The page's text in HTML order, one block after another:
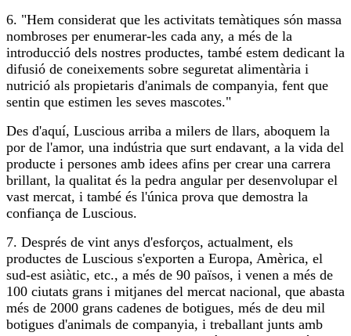
6. "Hem considerat que les activitats temàtiques són massa
nombroses per enumerar-les cada any, a més de la
introducció dels nostres productes, també estem dedicant la
difusió de coneixements sobre seguretat alimentària i
nutrició als propietaris d'animals de companyia, fent que
sentin que estimen les seves mascotes."
Des d'aquí, Luscious arriba a milers de llars, aboquem la
por de l'amor, una indústria que surt endavant, a la vida del
producte i persones amb idees afins per crear una carrera
brillant, la qualitat és la pedra angular per desenvolupar el
vast mercat, i també és l'única prova que demostra la
confiança de Luscious.
7. Després de vint anys d'esforços, actualment, els
productes de Luscious s'exporten a Europa, Amèrica, el
sud-est asiàtic, etc., a més de 90 països, i venen a més de
100 ciutats grans i mitjanes del mercat nacional, que abasta
més de 2000 grans cadenes de botigues, més de deu mil
botigues d'animals de companyia, i treballant junts amb